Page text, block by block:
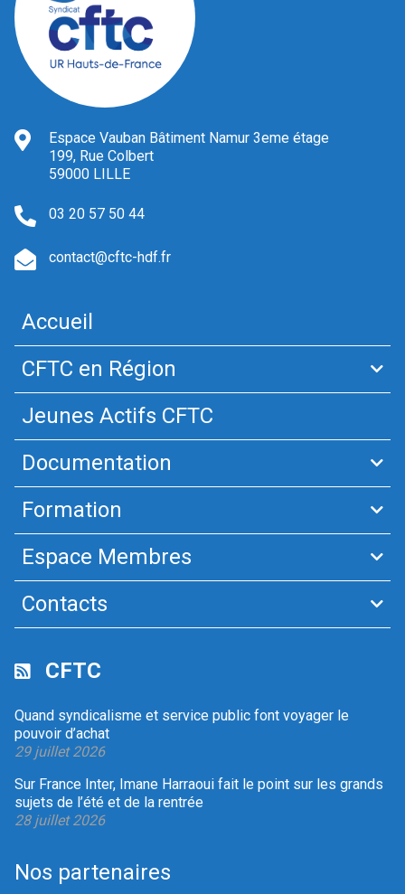
Espace Vauban Bâtiment Namur 3eme étage
199, Rue Colbert
59000 LILLE
03 20 57 50 44
contact@cftc-hdf.fr
Accueil
CFTC en Région
Jeunes Actifs CFTC
Documentation
Formation
Espace Membres
Contacts
CFTC
Quand syndicalisme et service public font voyager le
pouvoir d’achat
29 juillet 2026
Sur France Inter, Imane Harraoui fait le point sur les grands
sujets de l’été et de la rentrée
28 juillet 2026
Nos partenaires